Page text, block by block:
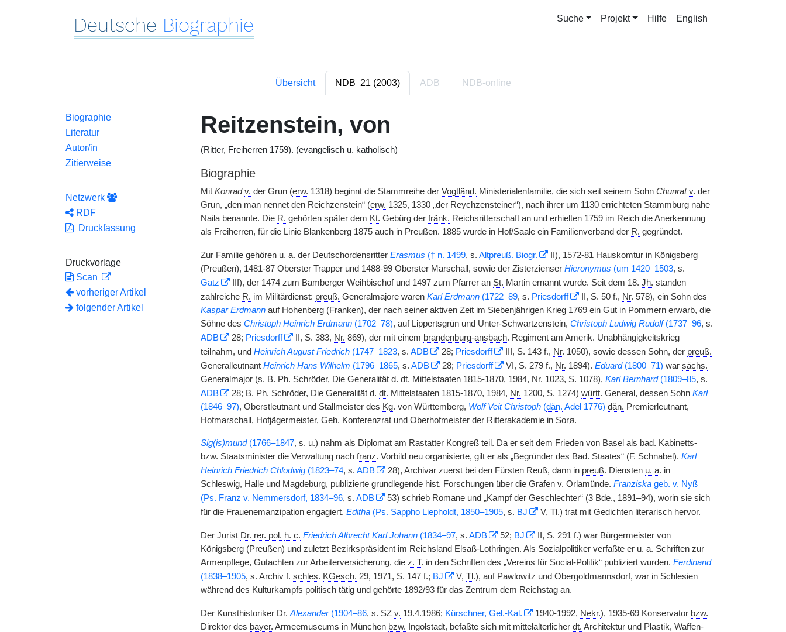
Deutsche Biographie Suche Projekt Hilfe English
Übersicht NDB 21 (2003) ADB NDB-online
Biographie
Literatur
Autor/in
Zitierweise
Netzwerk
RDF
Druckfassung
Druckvorlage
Scan
vorheriger Artikel
folgender Artikel
Reitzenstein, von
(Ritter, Freiherren 1759). (evangelisch u. katholisch)
Biographie
Mit Konrad v. der Grun (erw. 1318) beginnt die Stammreihe der Vogtländ. Ministerialenfamilie, die sich seit seinem Sohn Chunrat v. der
Grun, „den man nennet den Reichzenstein“ (erw. 1325, 1330 „der Reychzensteiner“), nach ihrer um 1130 errichteten Stammburg nahe
Naila benannte. Die R. gehörten später dem Kt. Gebürg der fränk. Reichsritterschaft an und erhielten 1759 im Reich die Anerkennung
als Freiherren, für die Linie Blankenberg 1875 auch in Preußen. 1885 wurde in Hof/Saale ein Familienverband der R. gegründet.
Zur Familie gehören u. a. der Deutschordensritter Erasmus († n. 1499, s. Altpreuß. Biogr.
II), 1572-81 Hauskomtur in Königsberg
(Preußen), 1481-87 Oberster Trapper und 1488-99 Oberster Marschall, sowie der Zisterzienser Hieronymus (um 1420–1503, s.
Gatz
III), der 1474 zum Bamberger Weihbischof und 1497 zum Pfarrer an St. Martin ernannt wurde. Seit dem 18. Jh. standen
zahlreiche R. im Militärdienst: preuß. Generalmajore waren Karl Erdmann(1722–89, s. Priesdorff II, S. 50 f., Nr. 578), ein Sohn des
Kaspar Erdmannauf Hohenberg (Franken), der nach seiner aktiven Zeit im Siebenjährigen Krieg 1769 ein Gut in Pommern erwarb, die
Söhne des Christoph Heinrich Erdmann(1702–78), auf Lippertsgrün und Unter-Schwartzenstein, Christoph Ludwig Rudolf(1737–96, s.
ADB
28; Priesdorff II, S. 383, Nr. 869), der mit einem brandenburg-ansbach. Regiment am Amerik. Unabhängigkeitskrieg
teilnahm, und Heinrich August Friedrich(1747–1823, s. ADB 28; Priesdorff III, S. 143 f., Nr. 1050), sowie dessen Sohn, der preuß.
Generalleutnant Heinrich Hans Wilhelm (1796–1865, s. ADB 28; Priesdorff VI, S. 279 f., Nr. 1894). Eduard(1800–71) war sächs.
Generalmajor (s. B. Ph. Schröder, Die Generalität d. dt. Mittelstaaten 1815-1870, 1984, Nr. 1023, S. 1078), Karl Bernhard(1809–85, s.
ADB
28; B. Ph. Schröder, Die Generalität d. dt. Mittelstaaten 1815-1870, 1984, Nr. 1200, S. 1274) württ. General, dessen Sohn Karl
(1846–97), Oberstleutnant und Stallmeister des Kg. von Württemberg, Wolf Veit Christoph(dän. Adel 1776) dän. Premierleutnant,
Hofmarschall, Hofjägermeister, Geh. Konferenzrat und Oberhofmeister der Ritterakademie in Sorø.
Sig(is)mund(1766–1847, s. u.) nahm als Diplomat am Rastatter Kongreß teil. Da er seit dem Frieden von Basel als bad. Kabinetts-
bzw. Staatsminister die Verwaltung nach franz. Vorbild neu organisierte, gilt er als „Begründer des Bad. Staates“ (F. Schnabel). Karl
Heinrich Friedrich Chlodwig(1823–74, s. ADB 28), Archivar zuerst bei den Fürsten Reuß, dann in preuß. Diensten u. a. in
Schleswig, Halle und Magdeburg, publizierte grundlegende hist. Forschungen über die Grafen v. Orlamünde. Franziska geb. v. Nyß
(Ps. Franz v. Nemmersdorf, 1834–96, s. ADB 53) schrieb Romane und „Kampf der Geschlechter“ (3 Bde., 1891–94), worin sie sich
für die Frauenemanzipation engagiert. Editha(Ps. Sappho Liepholdt, 1850–1905, s. BJ V, Tl.) trat mit Gedichten literarisch hervor.
Der Jurist Dr. rer. pol. h. c. Friedrich Albrecht Karl Johann(1834–97, s. ADB 52; BJ
II, S. 291 f.) war Bürgermeister von
Königsberg (Preußen) und zuletzt Bezirkspräsident im Reichsland Elsaß-Lothringen. Als Sozialpolitiker verfaßte er u. a. Schriften zur
Armenpflege, Gutachten zur Arbeiterversicherung, die z. T. in den Schriften des „Vereins für Social-Politik“ publiziert wurden. Ferdinand
(1838–1905, s. Archiv f. schles. KGesch. 29, 1971, S. 147 f.; BJ V, Tl.), auf Pawlowitz und Obergoldmannsdorf, war in Schlesien
während des Kulturkampfs politisch tätig und gehörte 1892/93 für das Zentrum dem Reichstag an.
Der Kunsthistoriker Dr. Alexander(1904–86, s. SZ v. 19.4.1986; Kürschner, Gel.-Kal. 1940-1992, Nekr.), 1935-69 Konservator bzw.
Direktor des bayer. Armeemuseums in München bzw. Ingolstadt, befaßte sich mit mittelalterlicher dt. Architektur und Plastik, Waffen-